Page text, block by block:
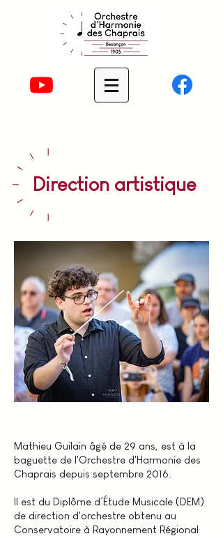
Direction artistique
Mathieu Guilain âgé de 29 ans, est à la
baguette de l'Orchestre d'Harmonie des
Chaprais depuis septembre 2016.
Il est du Diplôme d’Étude Musicale (DEM)
de direction d'orchestre obtenu au
Conservatoire à Rayonnement Régional